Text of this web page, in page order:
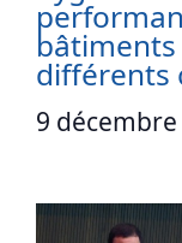
différents
9